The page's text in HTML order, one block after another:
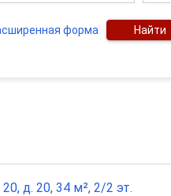
форма Найти
д. 20, 34 м², 2/2 эт.